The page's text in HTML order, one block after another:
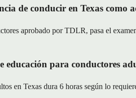
de conducir en Texas como
aprobado por TDLR, pasa el
para conductores
en Texas dura 6 horas según lo